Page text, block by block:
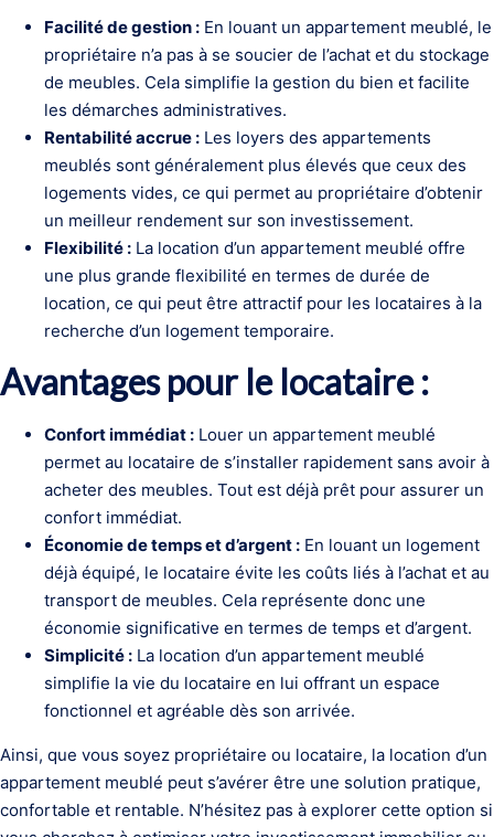
Facilité de gestion : En louant un appartement meublé, le
propriétaire n’a pas à se soucier de l’achat et du stockage
de meubles. Cela simplifie la gestion du bien et facilite
les démarches administratives.
Rentabilité accrue : Les loyers des appartements
meublés sont généralement plus élevés que ceux des
logements vides, ce qui permet au propriétaire d’obtenir
un meilleur rendement sur son investissement.
Flexibilité : La location d’un appartement meublé offre
une plus grande flexibilité en termes de durée de
location, ce qui peut être attractif pour les locataires à la
recherche d’un logement temporaire.
Avantages pour le locataire :
Confort immédiat : Louer un appartement meublé
permet au locataire de s’installer rapidement sans avoir à
acheter des meubles. Tout est déjà prêt pour assurer un
confort immédiat.
Économie de temps et d’argent : En louant un logement
déjà équipé, le locataire évite les coûts liés à l’achat et au
transport de meubles. Cela représente donc une
économie significative en termes de temps et d’argent.
Simplicité : La location d’un appartement meublé
simplifie la vie du locataire en lui offrant un espace
fonctionnel et agréable dès son arrivée.
Ainsi, que vous soyez propriétaire ou locataire, la location d’un
appartement meublé peut s’avérer être une solution pratique,
confortable et rentable. N’hésitez pas à explorer cette option si